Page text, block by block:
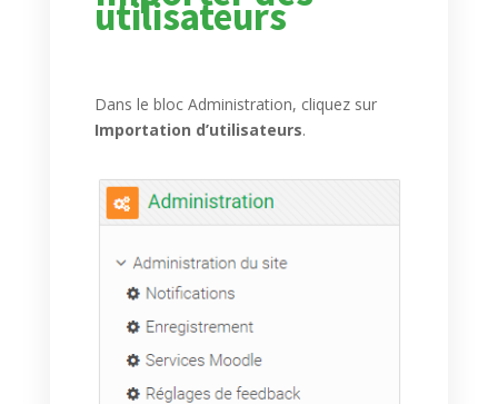
utilisateurs
Dans le bloc Administration, cliquez sur
Importation d’utilisateurs.